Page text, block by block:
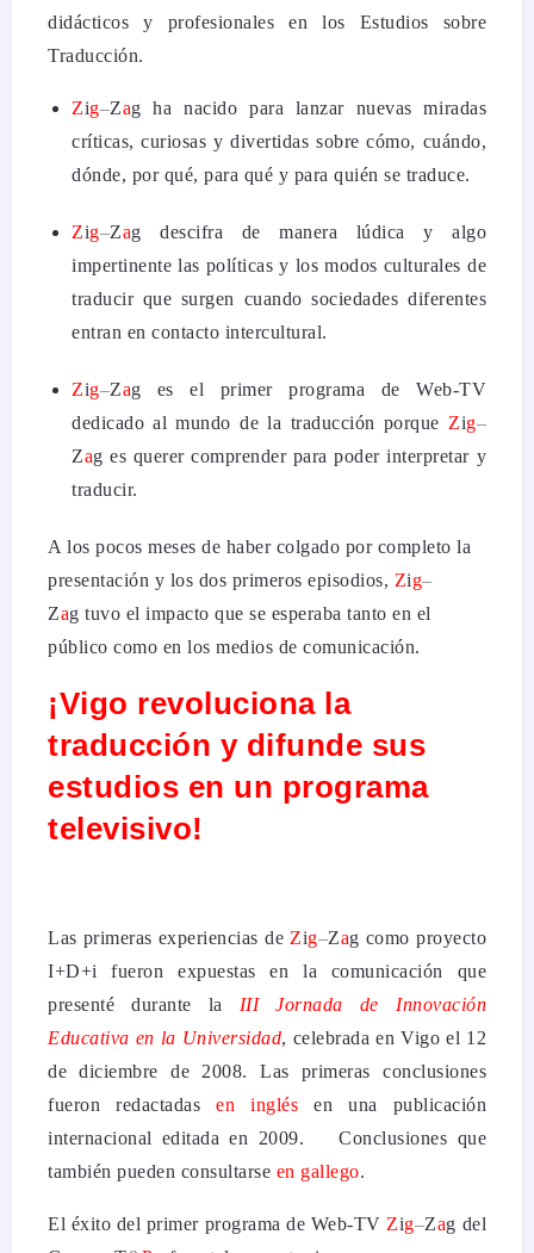
didácticos y profesionales en los Estudios sobre
Traducción.
Zig–Zag ha nacido para lanzar nuevas miradas
críticas, curiosas y divertidas sobre cómo, cuándo,
dónde, por qué, para qué y para quién se traduce.
Zig–Zag descifra de manera lúdica y algo
impertinente las políticas y los modos culturales de
traducir que surgen cuando sociedades diferentes
entran en contacto intercultural.
Zig–Zag es el primer programa de Web-TV
dedicado al mundo de la traducción porque Zig–
Zag es querer comprender para poder interpretar y
traducir.
A los pocos meses de haber colgado por completo la
presentación y los dos primeros episodios, Zig–
Zag tuvo el impacto que se esperaba tanto en el
público como en los medios de comunicación.
¡Vigo revoluciona la
traducción y difunde sus
estudios en un programa
televisivo!
Las primeras experiencias de Zig–Zag como proyecto
I+D+i fueron expuestas en la comunicación que
presenté durante la III Jornada de Innovación
Educativa en la Universidad, celebrada en Vigo el 12
de diciembre de 2008. Las primeras conclusiones
fueron redactadas en inglés en una publicación
internacional editada en 2009. Conclusiones que
también pueden consultarse en gallego.
El éxito del primer programa de Web-TV Zig–Zag del